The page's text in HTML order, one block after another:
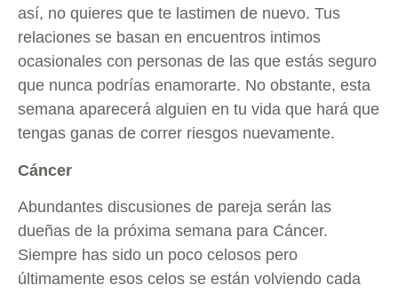
así, no quieres que te lastimen de nuevo. Tus
relaciones se basan en encuentros intimos
ocasionales con personas de las que estás seguro
que nunca podrías enamorarte. No obstante, esta
semana aparecerá alguien en tu vida que hará que
tengas ganas de correr riesgos nuevamente.
Cáncer
Abundantes discusiones de pareja serán las
dueñas de la próxima semana para Cáncer.
Siempre has sido un poco celosos pero
últimamente esos celos se están volviendo cada